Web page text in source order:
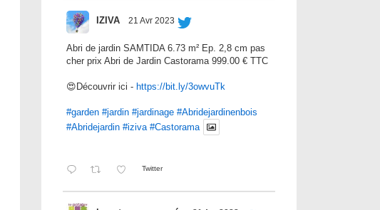
IZIVA 21 Avr 2023
Abri de jardin SAMTIDA 6.73 m² Ep. 2,8 cm pas
cher prix Abri de Jardin Castorama 999.00 € TTC
😍Découvrir ici - https://bit.ly/3owvuTk
#garden #jardin #jardinage #Abridejardinenbois
#Abridejardin #iziva #Castorama
Twitter